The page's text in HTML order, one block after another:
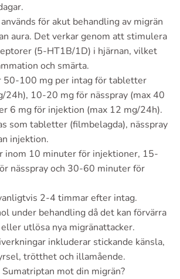
för akut behandling av migrän
aura. Det verkar genom att stimulera
(5-HT1B/1D) i hjärnan, vilket
och smärta.
50-100 mg per intag för tabletter
24h), 10-20 mg för nässpray (max 40
6 mg för injektion (max 12 mg/24h).
som tabletter (filmbelagda), nässpray
injektion.
inom 10 minuter för injektioner, 15-
nässpray och 30-60 minuter för
2-4 timmar efter intag.
under behandling då det kan förvärra
utlösa nya migränattacker.
inkluderar stickande känsla,
trötthet och illamående.
mot din migrän?